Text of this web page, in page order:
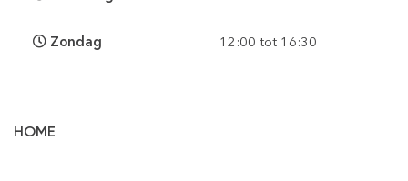
HOME
Zondag 12:00 tot 16:30